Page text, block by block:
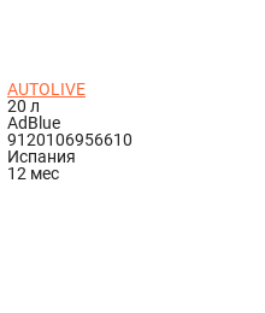
AUTOLIVE
20 л
AdBlue
9120106956610
Испания
12 мес